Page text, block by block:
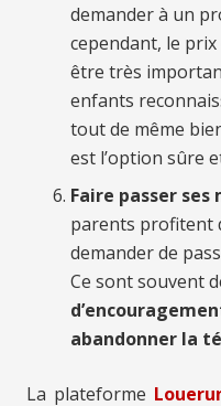
demander à un
cependant, le
être très
enfants
tout de même
est l’option sûre
Faire passer ses
parents profitent
demander de
Ce sont souvent
abandonner la
La plateforme